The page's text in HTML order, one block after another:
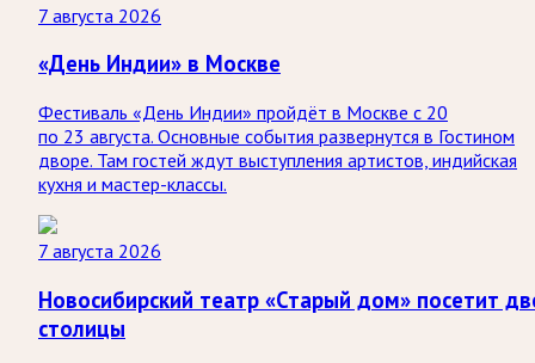
7 августа 2026
«День Индии» в Москве
Фестиваль «День Индии» пройдёт в Москве с 20
по 23 августа. Основные события развернутся в Гостином
дворе. Там гостей ждут выступления артистов, индийская
кухня и мастер-классы.
7 августа 2026
Новосибирский театр «Старый дом» посетит
столицы